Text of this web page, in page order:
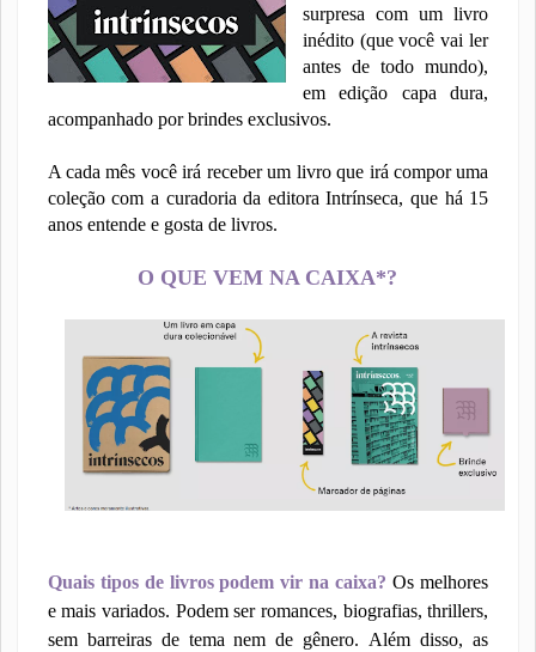
surpresa com um livro
inédito (que você vai ler
antes de todo mundo),
em edição capa dura,
acompanhado por brindes exclusivos.
A cada mês você irá receber um livro que irá compor uma
coleção com a curadoria da editora Intrínseca, que há 15
anos entende e gosta de livros.
O QUE VEM NA CAIXA*?
Quais tipos de livros podem vir na caixa? Os melhores
e mais variados. Podem ser romances, biografias, thrillers,
sem barreiras de tema nem de gênero. Além disso, as